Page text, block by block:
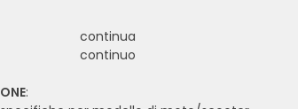
continua
continuo
: